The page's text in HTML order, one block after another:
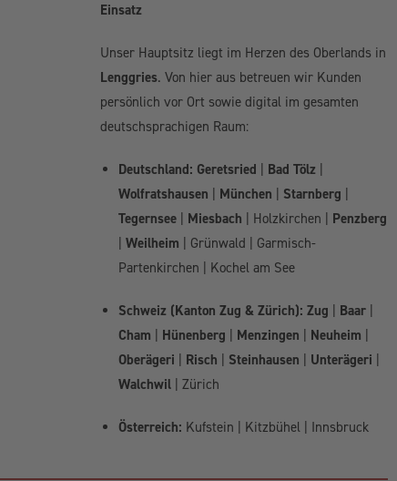
Einsatz
Unser Hauptsitz liegt im Herzen des Oberlands in
Lenggries. Von hier aus betreuen wir Kunden
persönlich vor Ort sowie digital im gesamten
deutschsprachigen Raum:
Deutschland: Geretsried Bad Tölz
Wolfratshausen
München Starnberg
Tegernsee
Miesbach | Holzkirchen | Penzberg
Weilheim | Grünwald | Garmisch-
Partenkirchen | Kochel am See
Schweiz (Kanton Zug & Zürich): Zug Baar
Cham
Hünenberg Menzingen Neuheim
Oberägeri
Risch Steinhausen Unterägeri
Walchwil | Zürich
Österreich: Kufstein | Kitzbühel | Innsbruck